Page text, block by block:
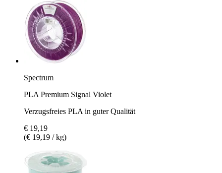
Spectrum
PLA Premium Signal Violet
Verzugsfreies PLA in guter Qualität
€ 19,19
(€ 19,19 / kg)